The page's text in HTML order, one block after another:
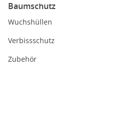
Baumschutz
Wuchshüllen
Verbissschutz
Zubehör